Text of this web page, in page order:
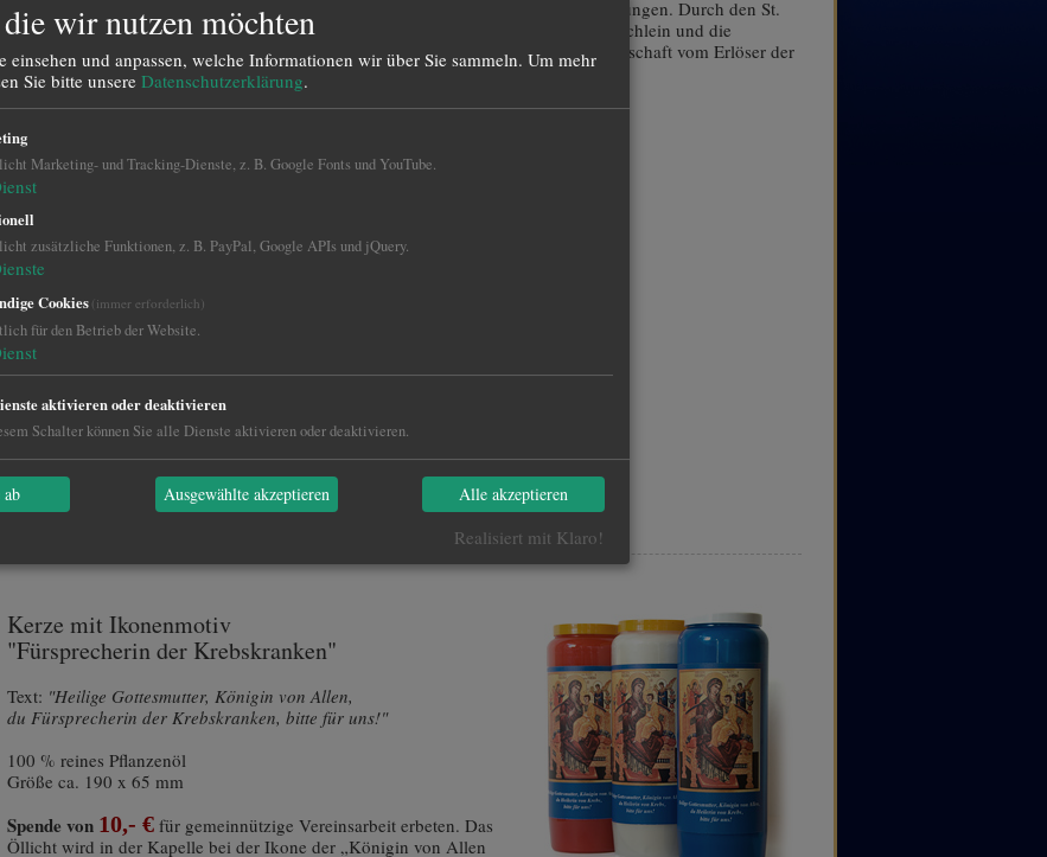
Auch als „Patron der Arbeiter“, inmitten einer Arbeitswelt mit vielfältigen Anforderungen. Durch den St.
Josef’s Versand unterstützen Sie das Schriftenapostolat, den Neudruck von Gebetbüchlein und die
Beantwortung von Briefen mit Gebetsanliegen unseres Vereins „Heilig-Blut-Gemeinschaft vom Erlöser der
Welt, e.V.
Wir danken Ihnen für Ihre Unterstützung!
Kerze mit Ikonenmotiv
"Fürsprecherin der Krebskranken"
Text: "Heilige Gottesmutter, Königin von Allen,
du Fürsprecherin der Krebskranken, bitte für uns!"
100 % reines Pflanzenöl
Größe ca. 190 x 65 mm
Spende von 10,- € für gemeinnützige Vereinsarbeit erbeten. Das
Öllicht wird in der Kapelle bei der Ikone der „Königin von Allen
wir nutzen möchten
einsehen und anpassen, welche Informationen wir über Sie sammeln. Um mehr
Sie bitte unsere Datenschutzerklärung.
Marketing- und Tracking-Dienste, z. B. Google Fonts und YouTube.
zusätzliche Funktionen, z. B. PayPal, Google APIs und jQuery.
Cookies(immer erforderlich)
für den Betrieb der Website.
aktivieren oder deaktivieren
Schalter können Sie alle Dienste aktivieren oder deaktivieren.
Ausgewählte akzeptieren Alle akzeptieren
Realisiert mit Klaro!